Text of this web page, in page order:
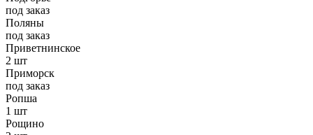
под заказ
Поляны
под заказ
Приветнинское
2 шт
Приморск
под заказ
Ропша
1 шт
Рощино